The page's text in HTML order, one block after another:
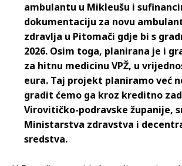
ambulantu u Mikleušu i
dokumentaciju za novu
zdravlja u Pitomači gdje bi s
2026. Osim toga, planirana je i
za hitnu medicinu VPŽ, u
eura. Taj projekt planiramo već
gradit ćemo ga kroz kreditno
Virovitičko-podravske županije,
Ministarstva zdravstva i
sredstva.